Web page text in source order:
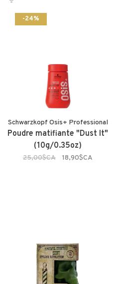
-24%
Schwarzkopf Osis+ Professional
Poudre matifiante "Dust It"
(10g/0.35oz)
25,00$CA 18,90$CA